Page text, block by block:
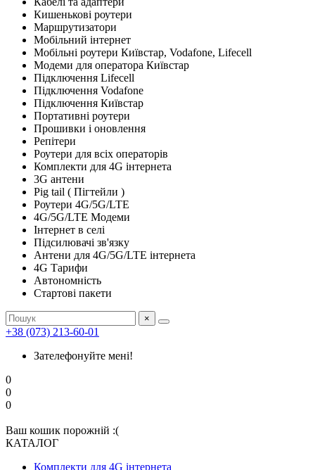
Кишенькові роутери
Маршрутизатори
Мобільний інтернет
Мобільні роутери Київстар, Vodafone, Lifecell
Модеми для оператора Київстар
Підключення Lifecell
Підключення Vodafone
Підключення Київстар
Портативні роутери
Прошивки і оновлення
Репітери
Роутери для всіх операторів
Комплекти для 4G інтернета
3G антени
Pig tail ( Пігтейли )
Роутери 4G/5G/LTE
4G/5G/LTE Модеми
Інтернет в селі
Підсилювачі зв'язку
Антени для 4G/5G/LTE інтернета
4G Тарифи
Автономність
Стартові пакети
×
+38 (073) 213-60-01
Зателефонуйте мені!
0
0
0
Ваш кошик порожній :(
КАТАЛОГ
Комплекти для 4G інтернета